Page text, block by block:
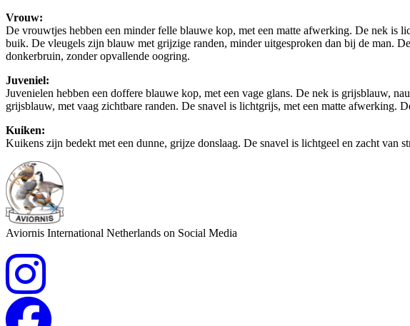
Vrouw:
De vrouwtjes hebben een minder felle blauwe kop, met een matte afwerking. De nek is
buik. De vleugels zijn blauw met grijzige randen, minder uitgesproken dan bij de man.
donkerbruin, zonder opvallende oogring.
Juveniel:
Juvenielen hebben een doffere blauwe kop, met een vage glans. De nek is grijsblauw,
grijsblauw, met vaag zichtbare randen. De snavel is lichtgrijs, met een matte
Kuiken:
Kuikens zijn bedekt met een dunne, grijze donslaag. De snavel is lichtgeel en zacht van
Aviornis International Netherlands on Social Media